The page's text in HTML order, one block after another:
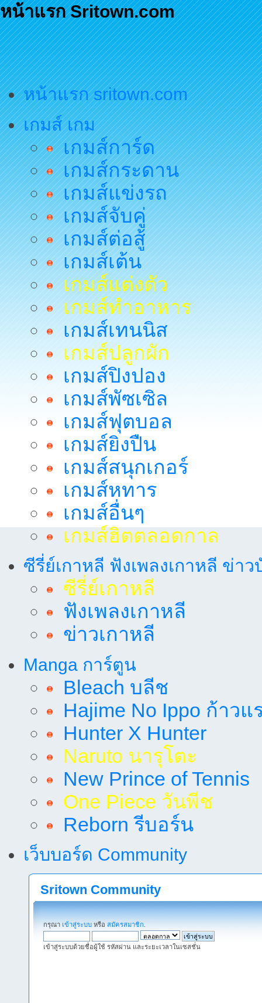
หน้าแรก Sritown.com
หน้าแรก sritown.com
เกมส์ เกม
เกมส์การ์ด
เกมส์กระดาน
เกมส์แข่งรถ
เกมส์จับคู่
เกมส์ต่อสู้
เกมส์เต้น
เกมส์แต่งตัว
เกมส์ทำอาหาร
เกมส์เทนนิส
เกมส์ปลูกผัก
เกมส์ปิงปอง
เกมส์พัซเซิล
เกมส์ฟุตบอล
เกมส์ยิงปืน
เกมส์สนุกเกอร์
เกมส์หทาร
เกมส์อื่นๆ
เกมส์ฮิตตลอดกาล
ซีรี่ย์เกาหลี ฟังเพลงเกาหลี ข่าว
ซีรี่ย์เกาหลี
ฟังเพลงเกาหลี
ข่าวเกาหลี
Manga การ์ตูน
Bleach บลีช
Hajime No Ippo ก้าวแ
Hunter X Hunter
Naruto นารุโตะ
New Prince of Tennis
One Piece วันพีช
Reborn รีบอร์น
เว็บบอร์ด Community
Sritown Community
กรุณา เข้าสู่ระบบ หรือ สมัครสมาชิก
เข้าสู่ระบบด้วยชื่อผู้ใช้ รหัสผ่าน และระยะเวลาในเซสชั่น